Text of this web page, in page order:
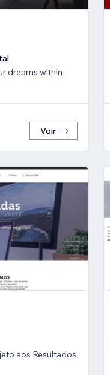
dreams within
Voir
aos Resultados